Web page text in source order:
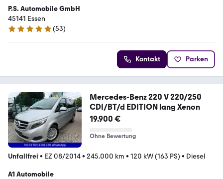
P.S. Automobile GmbH
45141 Essen
5 Sterne
(53)
Kontakt Parken
Mercedes-Benz 220 V 220/250
CDI/BT/d EDITION lang Xenon
19.900 €
Ohne Bewertung
Unfallfrei • EZ 08/2014• 245.000 km • 120 kW (163 PS) • Diesel
A1 Automobile